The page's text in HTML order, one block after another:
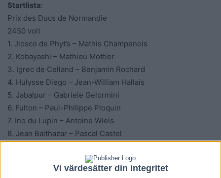
Vi värdesätter din integritet
Startlista:
Prix des Ducs de Normandie
2450 volt
1. Jiosco de Phyt’s – Mathis Champenois
2. Kobayashi – Mathieu Mottier
3. Igrec de Celland – Benjamin Rochard
4. Hulysse Diego – Jean-William Hallais
5. Jabalpur – Gabriele Gelormini
6. Fulton – Paul-Philippe Ploquin
7. Ino du Lupin – Antoine Wiels
8. Jean Balthazar – Pascal Castel
10. Ina du Rib – Jean-Loic-Claude Dersoir
11. Koctel du Dain – David Thomain